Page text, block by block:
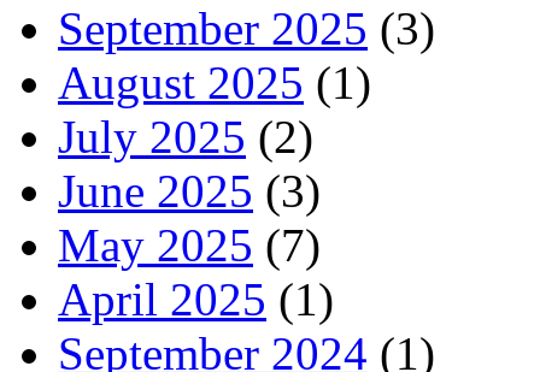
September 2025 (3)
August 2025 (1)
July 2025 (2)
June 2025 (3)
May 2025 (7)
April 2025 (1)
September 2024 (1)